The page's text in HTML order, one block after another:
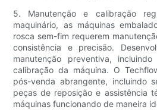
5. Manutenção e calibração
maquinário, as máquinas
rosca sem-fim requerem
consistência e precisão.
manutenção preventiva,
calibração da máquina. O
pós-venda abrangente, incluindo
peças de reposição e assistência
máquinas funcionando de maneira